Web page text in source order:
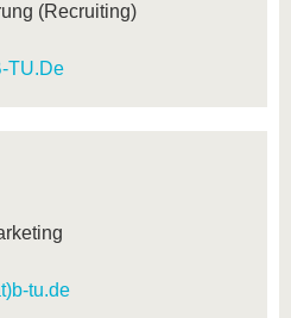
(Recruiting)
TU.De
tu.de